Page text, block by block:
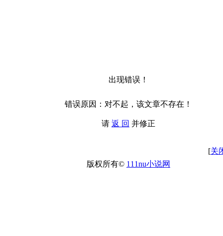
出现错误！
错误原因：对不起，该文章不存在！
请 返 回 并修正
[关
版权所有© 111nu小说网